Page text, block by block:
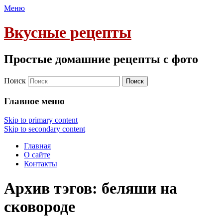
Меню
Вкусные рецепты
Простые домашние рецепты с фото
Поиск
Главное меню
Skip to primary content
Skip to secondary content
Главная
О сайте
Контакты
Архив тэгов: беляши на
сковороде